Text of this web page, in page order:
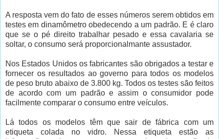
A resposta vem do fato de esses números serem obtidos em
testes em dinamômetro obedecendo a um padrão. E é claro
que se o pé direito trabalhar pesado e essa cavalaria se
soltar, o consumo será proporcionalmante assustador.
Nos Estados Unidos os fabricantes são obrigados a testar e
fornecer os resultados ao governo para todos os modelos
de peso bruto abaixo de 3.800 kg. Todos os testes são feitos
de acordo com um padrão e assim o consumidor pode
facilmente comparar o consumo entre veículos.
Lá todos os modelos têm que sair de fábrica com um
etiqueta colada no vidro. Nessa etiqueta estão as